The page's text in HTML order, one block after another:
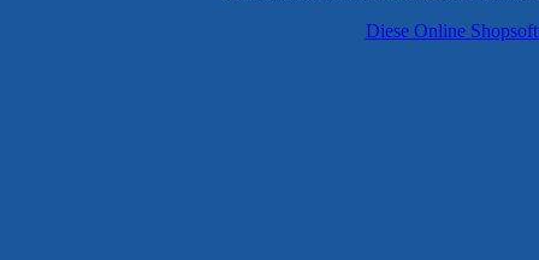
Diese Online